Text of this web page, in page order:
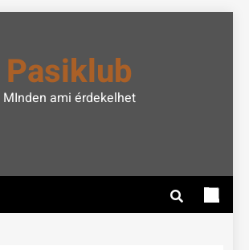
Pasiklub
MInden ami érdekelhet